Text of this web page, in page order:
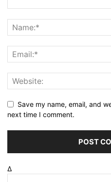
Save my name, email, and
next time I comment.
Δ